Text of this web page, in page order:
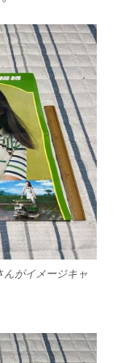
んがイメージキャ